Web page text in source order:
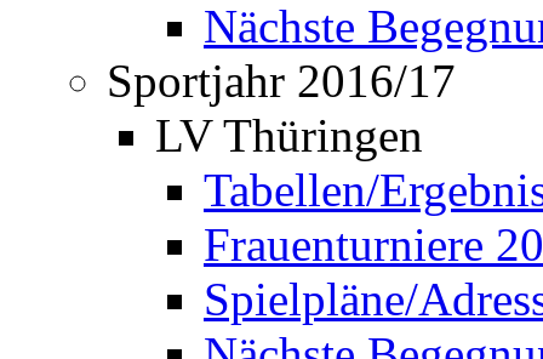
Nächste
Sportjahr 2016/17
LV Thüringen
Tabellen/
Frauenturniere
Spielpläne/